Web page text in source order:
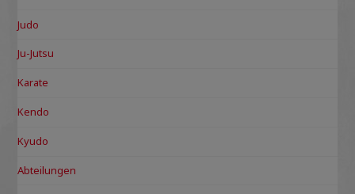
Judo
Ju-Jutsu
Karate
Kendo
Kyudo
Abteilungen